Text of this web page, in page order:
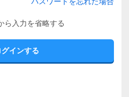
ら入力を省略する